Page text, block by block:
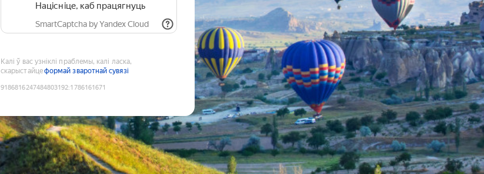
Націсніце, каб працягнуць
SmartCaptcha by Yandex Cloud
Калі ў вас узніклі праблемы, калі ласка,
скарыстайцеформай зваротнай сувязі
9186816247484803192:1786161671